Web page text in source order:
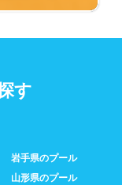
す
岩手県のプール
山形県のプール